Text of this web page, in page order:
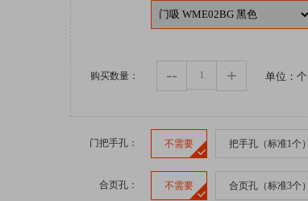
购买数量： -- + 单位：个
门把手孔： 不需要 把手孔（标准1个）
合页孔： 不需要 合页孔（标准3个）